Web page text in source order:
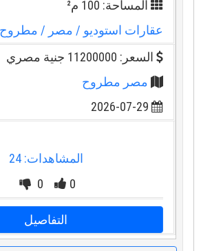
المساحة: 100 م²
عقارات استوديو/ مصر / مطروح
السعر: 11200000 جنية مصري
مصر مطروح
2026-07-29
المشاهدات: 24
0
0
التفاصيل